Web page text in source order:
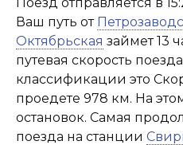
Ваш путь от
Октябрьская займет 13
путевая скорость
классификации это
проедете 978 км. На
остановок. Самая
поезда на станции